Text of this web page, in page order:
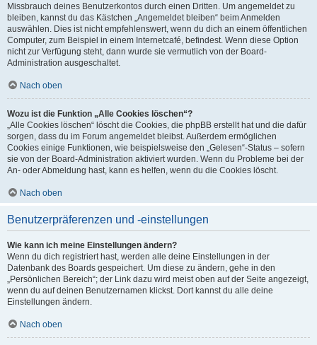
Missbrauch deines Benutzerkontos durch einen Dritten. Um angemeldet zu
bleiben, kannst du das Kästchen „Angemeldet bleiben“ beim Anmelden
auswählen. Dies ist nicht empfehlenswert, wenn du dich an einem öffentlichen
Computer, zum Beispiel in einem Internetcafé, befindest. Wenn diese Option
nicht zur Verfügung steht, dann wurde sie vermutlich von der Board-
Administration ausgeschaltet.
Nach oben
Wozu ist die Funktion „Alle Cookies löschen“?
„Alle Cookies löschen“ löscht die Cookies, die phpBB erstellt hat und die dafür
sorgen, dass du im Forum angemeldet bleibst. Außerdem ermöglichen
Cookies einige Funktionen, wie beispielsweise den „Gelesen“-Status – sofern
sie von der Board-Administration aktiviert wurden. Wenn du Probleme bei der
An- oder Abmeldung hast, kann es helfen, wenn du die Cookies löscht.
Nach oben
Benutzerpräferenzen und -einstellungen
Wie kann ich meine Einstellungen ändern?
Wenn du dich registriert hast, werden alle deine Einstellungen in der
Datenbank des Boards gespeichert. Um diese zu ändern, gehe in den
„Persönlichen Bereich“; der Link dazu wird meist oben auf der Seite angezeigt,
wenn du auf deinen Benutzernamen klickst. Dort kannst du alle deine
Einstellungen ändern.
Nach oben